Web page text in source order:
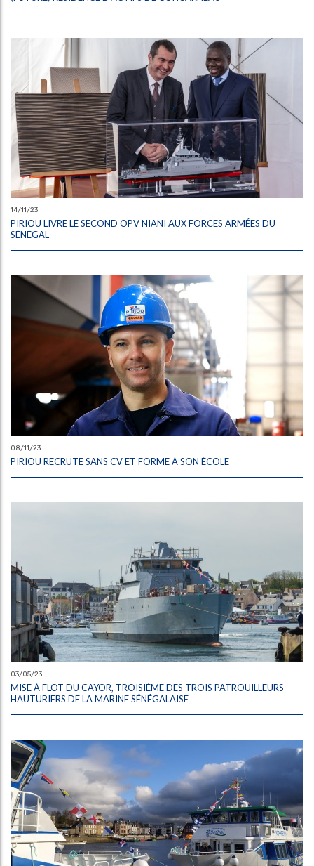
14/11/23
PIRIOU LIVRE LE SECOND OPV NIANI AUX FORCES ARMÉES DU
SÉNÉGAL
08/11/23
PIRIOU RECRUTE SANS CV ET FORME À SON ÉCOLE
03/05/23
MISE À FLOT DU CAYOR, TROISIÈME DES TROIS PATROUILLEURS
HAUTURIERS DE LA MARINE SÉNÉGALAISE